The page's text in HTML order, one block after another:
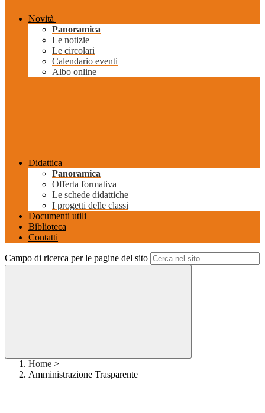
Novità
Panoramica
Le notizie
Le circolari
Calendario eventi
Albo online
Didattica
Panoramica
Offerta formativa
Le schede didattiche
I progetti delle classi
Documenti utili
Biblioteca
Contatti
Campo di ricerca per le pagine del sito
Home >
Amministrazione Trasparente